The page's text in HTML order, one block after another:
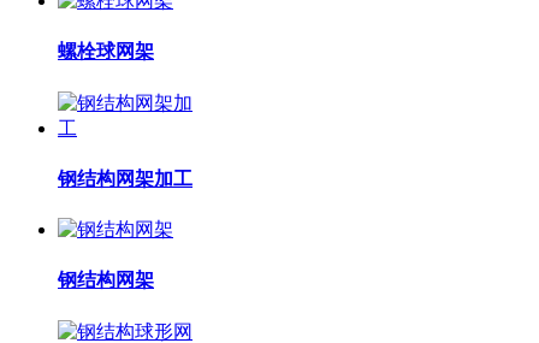
螺栓球网架
钢结构网架加工
钢结构网架